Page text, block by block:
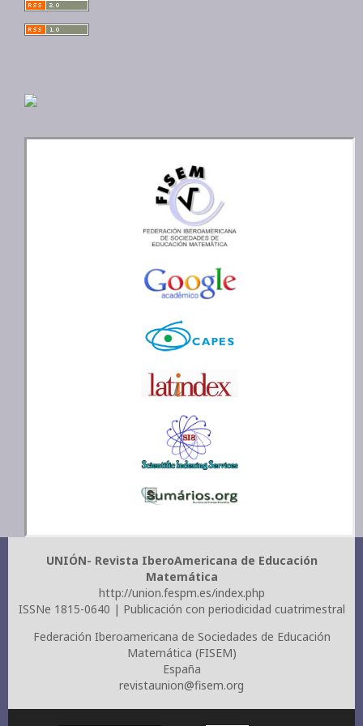
UNIÓN- Revista IberoAmericana de Educación
Matemática
http://union.fespm.es/index.php
ISSNe 1815-0640 | Publicación con periodicidad cuatrimestral
Federación Iberoamericana de Sociedades de Educación
Matemática (FISEM)
España
revistaunion@fisem.org